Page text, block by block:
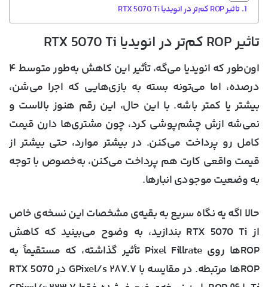
تاثیر ROP کم‌تر در انویدیا RTX 5070 Ti
تاثیر ROP کم‌تر در انویدیا RTX 5070 Ti
اون‌طور که انویدیا می‌گه، تأثیر این کاهش به‌طور متوسط ۴
درصده، اما می‌تونه بسته به بازی‌هایی که اجرا می‌شن،
بیشتر یا کمتر باشه. با این حال، این رقم هنوز بالاست و
نمی‌شه ازش چشم‌پوشی کرد، چون مشتری‌ها دارن قیمت
کامل رو پرداخت می‌کنن. در بیشتر موارد، حتی بیشتر از
قیمت واقعی کارت هم پرداخت می‌کنن، به‌خصوص با توجه
به وضعیت موجودی انبارها.
حالا اگه یه نگاه سریع به بقیه‌ی مشخصات این نسخه‌ی خاص
از RTX 5070 Ti بندازید، به وضوح می‌بینید که کاهش
ROPها روی Pixel Fillrate تأثیر گذاشته، که مستقیماً به
ROPها مرتبطه. در مقایسه با ۲۸۷.۷ GPixel/s در RTX 5070